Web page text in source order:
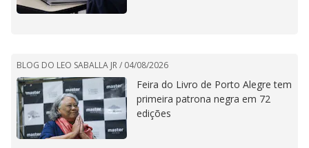
BLOG DO LEO SABALLA JR / 04/08/2026
Feira do Livro de Porto Alegre tem
primeira patrona negra em 72
edições